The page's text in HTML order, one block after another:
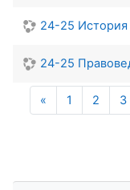
24-25
24-25
«Предыдущая
1 2 3